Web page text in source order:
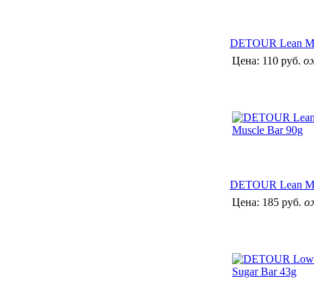
DETOUR Lean
Цена: 110 руб.
DETOUR Lean
Цена: 185 руб.